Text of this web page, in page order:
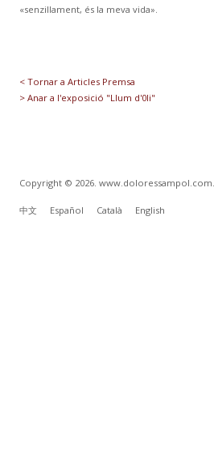
«senzillament, és la meva vida».
< Tornar a Articles Premsa
> Anar a l'exposició "Llum d'0li"
Copyright © 2026.
中文 Español Català English